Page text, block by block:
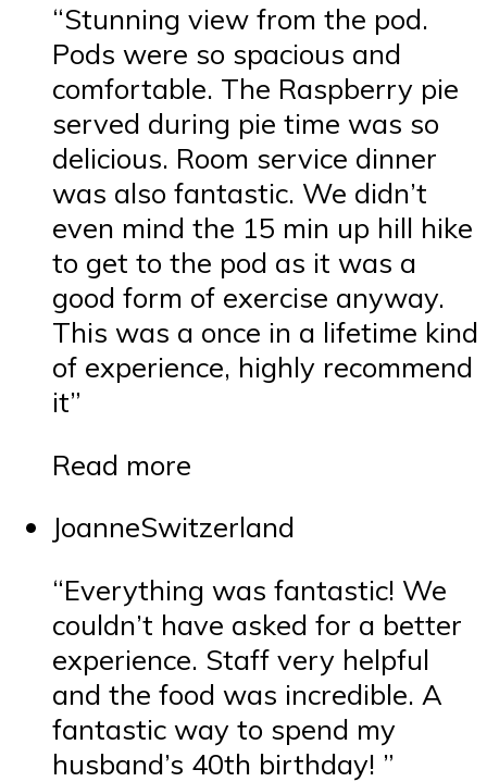
“Stunning view from the pod.
Pods were so spacious and
comfortable. The Raspberry pie
served during pie time was so
delicious. Room service dinner
was also fantastic. We didn’t
even mind the 15 min up hill hike
to get to the pod as it was a
good form of exercise anyway.
This was a once in a lifetime kind
of experience, highly recommend
it”
Read more
JoanneSwitzerland
“Everything was fantastic! We
couldn’t have asked for a better
experience. Staff very helpful
and the food was incredible. A
fantastic way to spend my
husband’s 40th birthday! ”